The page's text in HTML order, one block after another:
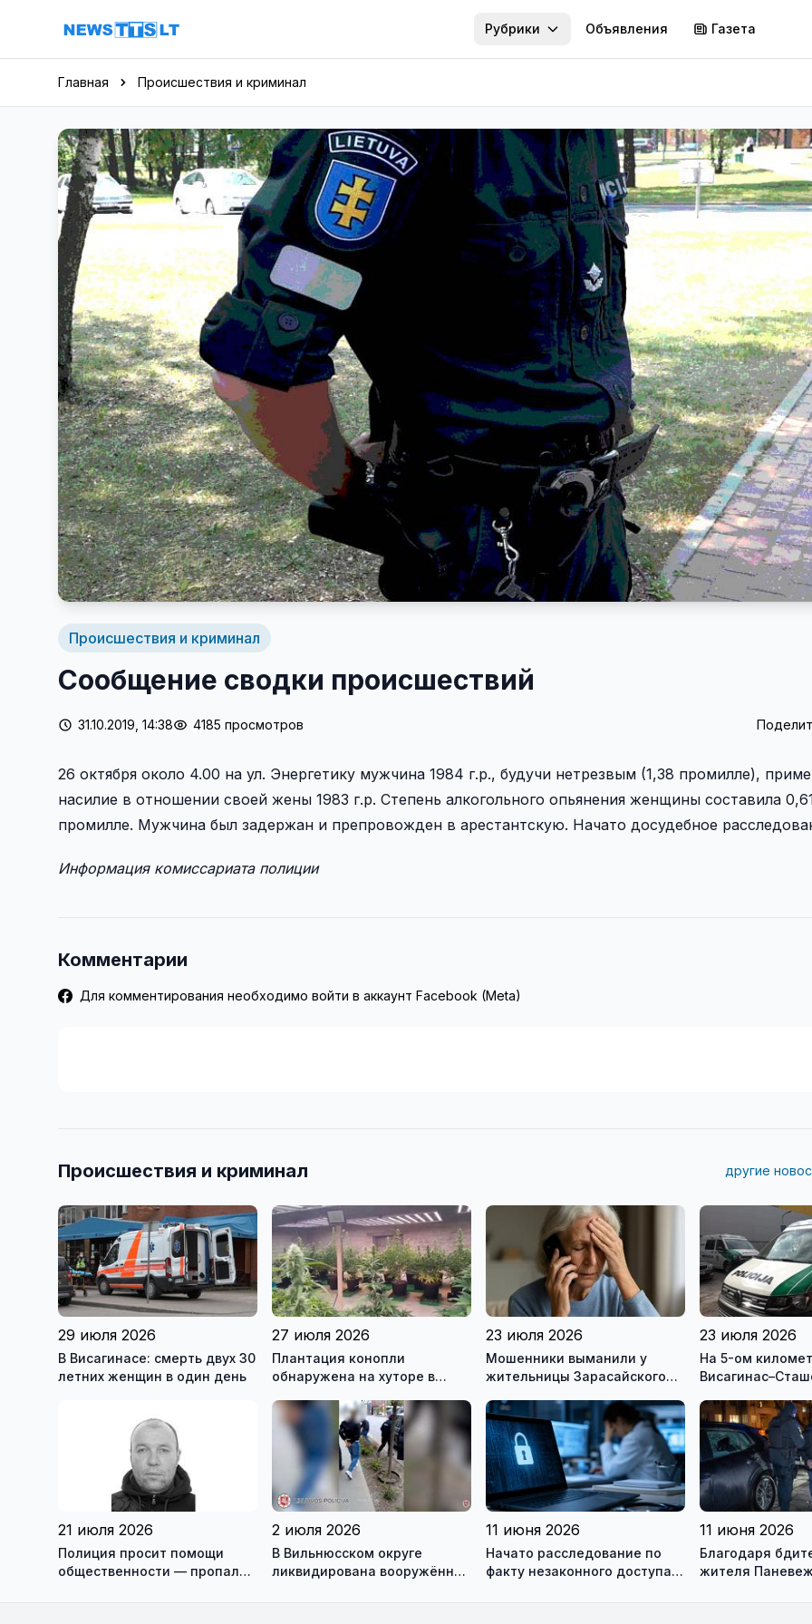
Перейти к содержимому
Рубрики Объявления Газета
Главная Происшествия и криминал
Происшествия и криминал
Сообщение сводки происшествий
31.10.2019, 14:38 4185 просмотров
26 октября около 4.00 на ул. Энергетику мужчина 1984 г.р., будучи нетрезвым (1,38 промилле),
насилие в отношении своей жены 1983 г.р. Степень алкогольного опьянения женщины составила
промилле. Мужчина был задержан и препровожден в арестантскую. Начато досудебное
Информация комиссариата полиции
Комментарии
Для комментирования необходимо войти в аккаунт Facebook (Meta)
Происшествия и криминал другие
29 июля 2026
В Висагинасе: смерть двух 30
летних женщин в один день
27 июля 2026
Плантация конопли
обнаружена на хуторе в
23 июля 2026
Мошенники выманили у
жительницы Зарасайского
23 июля 2026
На 5-ом
наден мертвый
21 июля 2026
Полиция просит помощи
общественности — пропал
2 июля 2026
В Вильнюсском округе
ликвидирована вооружённая
11 июня 2026
Начато расследование по
факту незаконного доступа к
11 июня 2026
Благодаря
жителя